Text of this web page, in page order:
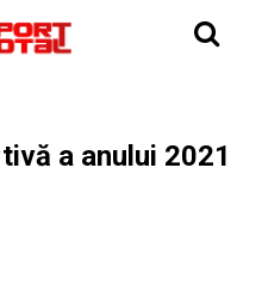
a anului 2021